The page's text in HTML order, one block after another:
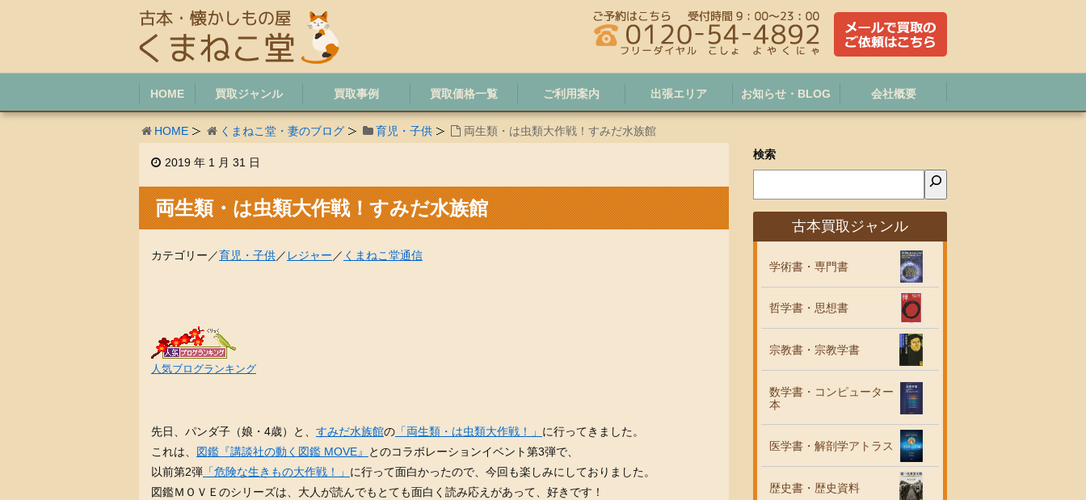
HOME 買取ジャンル 買取事例 買取価格一覧 ご利用案内 出張エリア お知らせ・BLOG 会社概要
HOME くまねこ堂・妻のブログ 育児・子供 両生類・は虫類大作戦！すみだ水族館
2019 年 1 月 31 日
両生類・は虫類大作戦！すみだ水族館
カテゴリー／育児・子供／ レジャー ／ くまねこ堂通信
人気ブログランキング
先日、パンダ子（娘・4歳）と、 すみだ水族館の 「両生類・は虫類大作戦！」 に行ってきました。
これは、 図鑑『講談社の動く図鑑 MOVE』
とのコラボレーションイベント第3弾で、
以前第2弾 「危険な生きもの大作戦！」 に行って面白かったので、今回も楽しみにしておりました。
図鑑ＭＯＶＥのシリーズは、大人が読んでもとても面白く読み応えがあって、好きです！
検索
古本買取ジャンル
学術書・専門書
哲学書・思想書
宗教書・宗教学書
数学書・コンピューター
本
医学書・解剖学アトラス
歴史書・歴史資料